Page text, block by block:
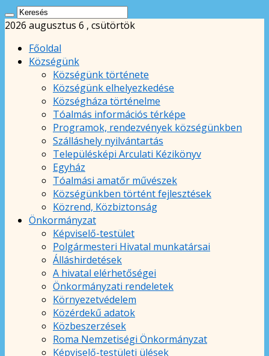
2026 augusztus 6 , csütörtök
Főoldal
Községünk
Községünk története
Községünk elhelyezkedése
Községháza történelme
Tóalmás információs térképe
Programok, rendezvények községünkben
Szálláshely nyilvántartás
Településképi Arculati Kézikönyv
Egyház
Tóalmási amatőr művészek
Községünkben történt fejlesztések
Közrend, Közbiztonság
Önkormányzat
Képviselő-testület
Polgármesteri Hivatal munkatársai
Álláshirdetések
A hivatal elérhetőségei
Önkormányzati rendeletek
Környezetvédelem
Közérdekű adatok
Közbeszerzések
Roma Nemzetiségi Önkormányzat
Képviselő-testületi ülések